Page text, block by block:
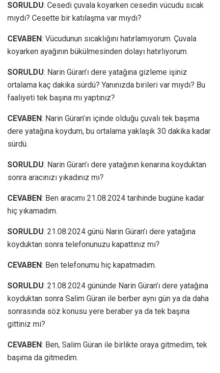
SORULDU: Cesedi çuvala koyarken cesedin vücudu sıcak
mıydı? Cesette bir katılaşma var mıydı?
CEVABEN: Vücudunun sıcaklığını hatırlamıyorum. Çuvala
koyarken ayağının bükülmesinden dolayı hatırlıyorum.
SORULDU: Narin Güran’ı dere yatağına gizleme işiniz
ortalama kaç dakika sürdü? Yanınızda birileri var mıydı? Bu
faaliyeti tek başına mı yaptınız?
CEVABEN: Narin Güran’ın içinde olduğu çuvalı tek başıma
dere yatağına koydum, bu ortalama yaklaşık 30 dakika kadar
sürdü.
SORULDU: Narin Güran’ı dere yatağının kenarına koyduktan
sonra aracınızı yıkadınız mı?
CEVABEN: Ben aracımı 21.08.2024 tarihinde bugüne kadar
hiç yıkamadım.
SORULDU: 21.08.2024 günü Narin Güran’ı dere yatağına
koyduktan sonra telefonunuzu kapattınız mı?
CEVABEN: Ben telefonumu hiç kapatmadım.
SORULDU: 21.08.2024 gününde Narin Güran’ı dere yatağına
koyduktan sonra Salim Güran ile berber aynı gün ya da daha
sonrasında söz konusu yere beraber ya da tek başına
gittiniz mi?
CEVABEN: Ben, Salim Güran ile birlikte oraya gitmedim, tek
başıma da gitmedim.